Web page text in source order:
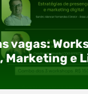
vagas:
Marketing e